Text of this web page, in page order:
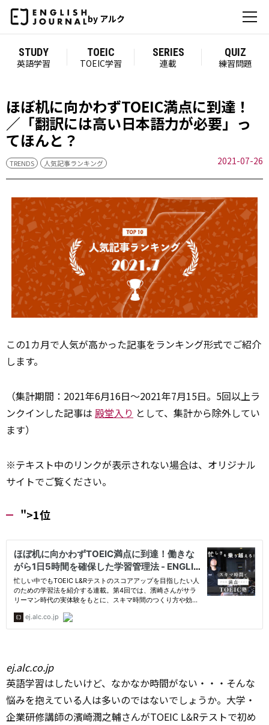
by アルク
STUDY
英語学習
TOEIC
TOEIC学習
SERIES
連載
QUIZ
練習問題
ほぼ机に向かわずTOEIC満点に到達！
／「翻訳には高い日本語力が必要」っ
てほんと？
TRENDS 人気記事ランキング 2021-07-26
この1カ月で人気が高かった記事をランキング形式でご紹介
します。
（集計期間：2021年6月16日～2021年7月15日。5回以上ラ
ンクインした記事は 殿堂入り として、集計から除外してい
ます）
※テキスト中のリンクが表示されない場合は、オリジナル
サイトでご覧ください。
">1位
ej.alc.co.jp
英語学習はしたいけど、なかなか時間がない・・・そんな
悩みを抱えている人は多いのではないでしょうか。大学・
企業研修講師の濱崎潤之輔さんがTOEIC L&Rテストで初め